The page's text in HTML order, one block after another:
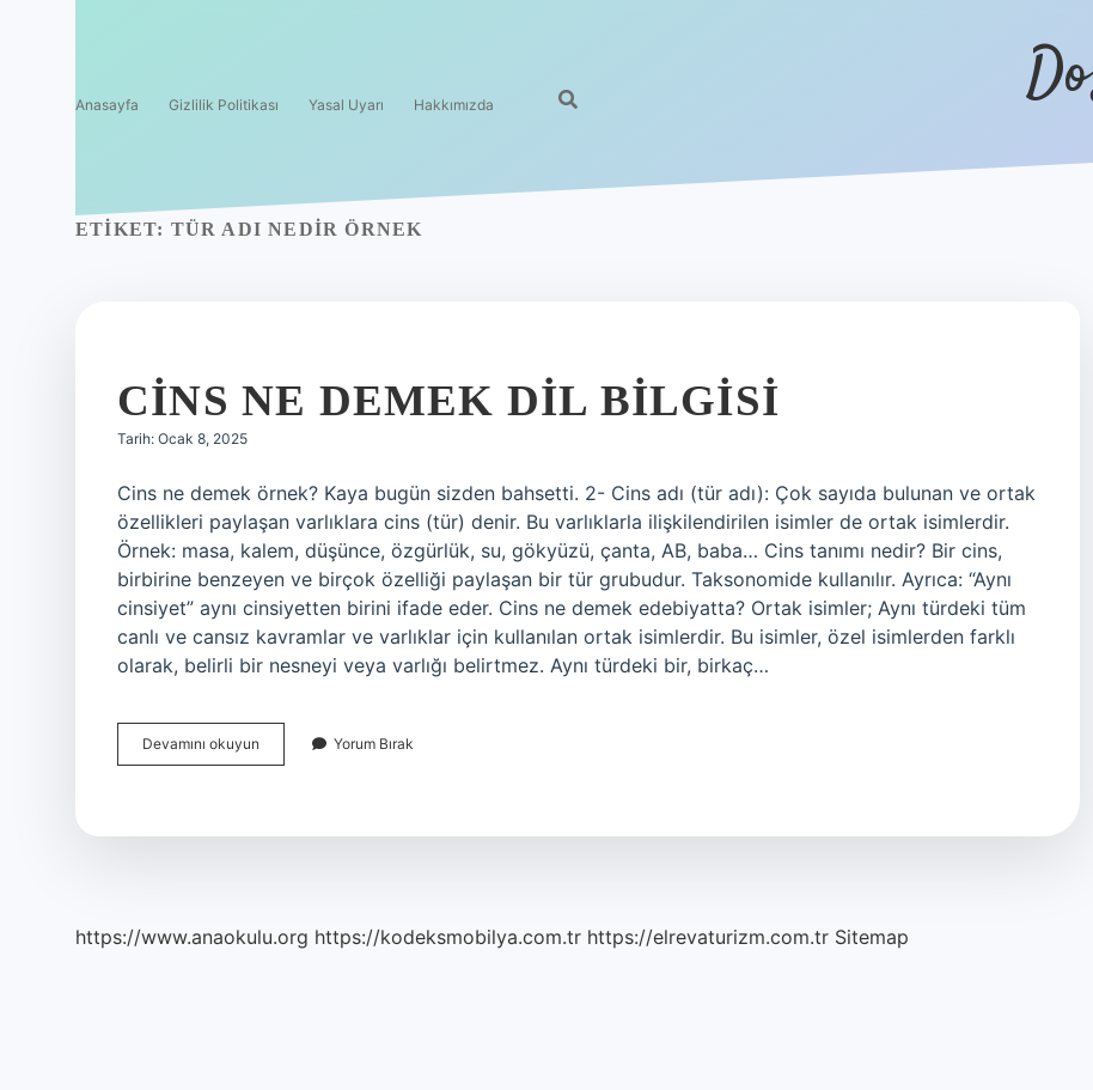
Anasayfa Gizlilik Politikası Yasal Uyarı Hakkımızda
ETIKET: TÜR ADI NEDIR ÖRNEK
CINS NE DEMEK DIL BILGISI
Tarih: Ocak 8, 2025
Cins ne demek örnek? Kaya bugün sizden bahsetti. 2- Cins adı (tür adı): Çok sayıda bulunan ve ortak
özellikleri paylaşan varlıklara cins (tür) denir. Bu varlıklarla ilişkilendirilen isimler de ortak isimlerdir.
Örnek: masa, kalem, düşünce, özgürlük, su, gökyüzü, çanta, AB, baba… Cins tanımı nedir? Bir cins,
birbirine benzeyen ve birçok özelliği paylaşan bir tür grubudur. Taksonomide kullanılır. Ayrıca: “Aynı
cinsiyet” aynı cinsiyetten birini ifade eder. Cins ne demek edebiyatta? Ortak isimler; Aynı türdeki tüm
canlı ve cansız kavramlar ve varlıklar için kullanılan ortak isimlerdir. Bu isimler, özel isimlerden farklı
olarak, belirli bir nesneyi veya varlığı belirtmez. Aynı türdeki bir, birkaç…
Devamını okuyun
Ne
Yorum Bırak
https://www.anaokulu.org https://kodeksmobilya.com.tr https://elrevaturizm.com.tr Sitemap